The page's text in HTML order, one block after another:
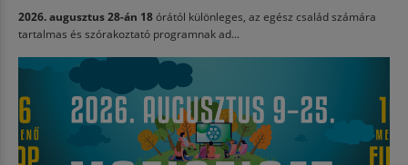
2026. augusztus 28-án 18órától különleges, az egész család számára
tartalmas és szórakoztató programnak ad...